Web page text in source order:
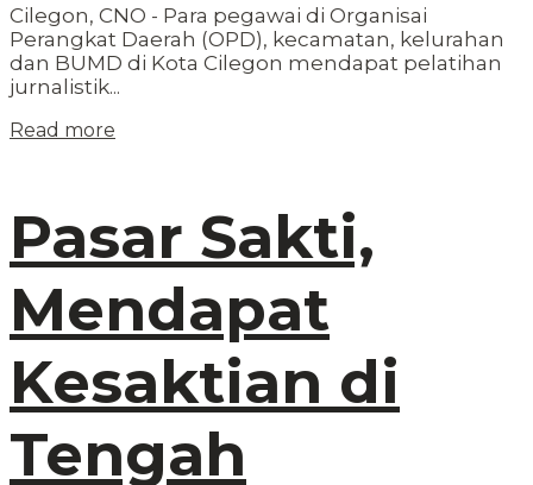
Cilegon, CNO - Para pegawai di Organisai
Perangkat Daerah (OPD), kecamatan, kelurahan
dan BUMD di Kota Cilegon mendapat pelatihan
jurnalistik...
Read more
Pasar Sakti,
Mendapat
Kesaktian di
Tengah